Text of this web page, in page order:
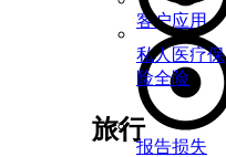
客户应用
报告损失
私人医疗保
险全险
旅行